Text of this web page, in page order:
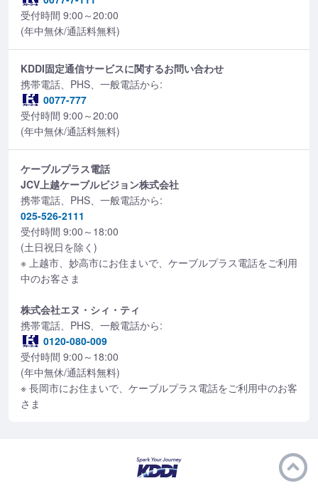
受付時間 9:00～20:00
(年中無休/通話料無料)
KDDI固定通信サービスに関するお問い合わせ
携帯電話、PHS、一般電話から:
0077-777
受付時間 9:00～20:00
(年中無休/通話料無料)
ケーブルプラス電話
JCV上越ケーブルビジョン株式会社
携帯電話、PHS、一般電話から:
025-526-2111
受付時間 9:00～18:00
(土日祝日を除く)
※ 上越市、妙高市にお住まいで、ケーブルプラス電話をご利用
中のお客さま
株式会社エヌ・シィ・ティ
携帯電話、PHS、一般電話から:
0120-080-009
受付時間 9:00～18:00
(年中無休/通話料無料)
※ 長岡市にお住まいで、ケーブルプラス電話をご利用中のお客
さま